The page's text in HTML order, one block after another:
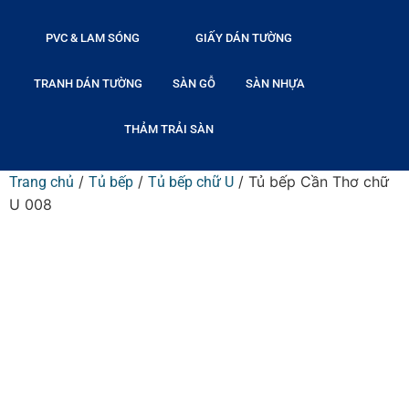
PVC & LAM SÓNG GIẤY DÁN TƯỜNG
TRANH DÁN TƯỜNG SÀN GỖ SÀN NHỰA
THẢM TRẢI SÀN
Trang chủ / Tủ bếp / Tủ bếp chữ U / Tủ bếp Cần Thơ chữ
U 008